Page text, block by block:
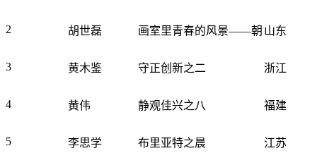
2 胡世磊 画室里青春的风景——朝 山东
3 黄木鉴 守正创新之二 浙江
4 黄伟 静观佳兴之八 福建
5 李思学 布里亚特之晨 江苏